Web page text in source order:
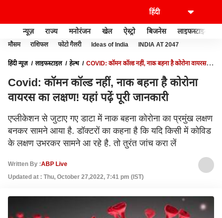
न्यूज़ राज्य मनोरंजन खेल ऐस्ट्रो बिजनेस लाइफस्टाइल
मौसम राशिफल फोटो गैलरी Ideas of India INDIA AT 2047
हिंदी न्यूज़ लाइफस्टाइल हेल्थ
COVID: कॉमन कॉल्ड नहीं, नाक बहना है कोरोना वायरस का
Covid: कॉमन कॉल्ड नहीं, नाक बहना है कोरोना
वायरस का लक्षण! यहां पढ़ें पूरी जानकारी
एप्लीकेशन से जुटाए गए डाटा में नाक बहना कोरोना का प्रमुंख लक्षण
बनकर सामने आया है. डॉक्टरों का कहना है कि यदि किसी में कोविड
के लक्षण उभरकर सामने आ रहे है. तो तुरंत जांच करा लें
Written By :ABP Live
Updated at : Thu, October 27,2022, 7:41 pm (IST)